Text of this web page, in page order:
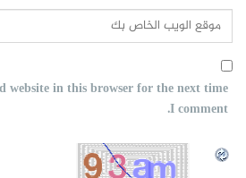
website in this browser for the next time
I comment.